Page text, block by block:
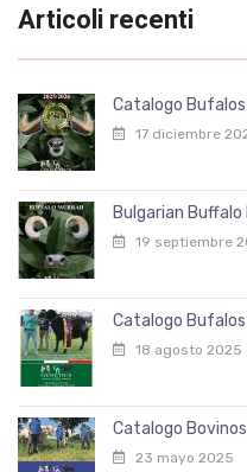
Articoli recenti
Catalogo
17 diciembre
Bulgarian Buffalo
19 septiembre
Catalogo
18 agosto 2025
Catalogo
23 mayo 2025